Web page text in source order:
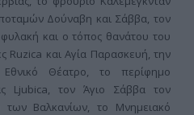
Δούναβη και Σάββα, τον
και ο τόπος θανάτου του
Ruzica και Αγία Παρασκευή, την
Εθνικό Θέατρο, το περίφημο
Ljubica, τον Άγιο Σάββα τον
Βαλκανίων, το Μνημειακό